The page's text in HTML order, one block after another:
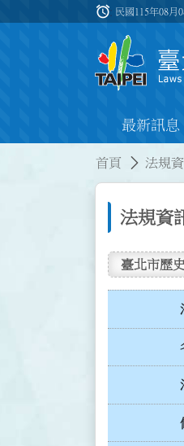
:::
alarm 民國115年08月
最新訊息
首頁 法規
法規資
臺北市歷